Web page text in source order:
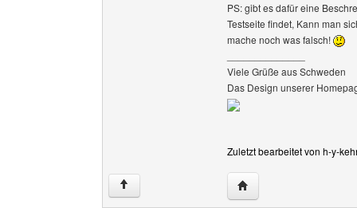
PS: gibt es dafür eine
Testseite findet, Kann man
mache noch was falsch!
Viele Grüße aus Schweden
Das Design unserer
Zuletzt bearbeitet von h-y-
↑ Website dieses